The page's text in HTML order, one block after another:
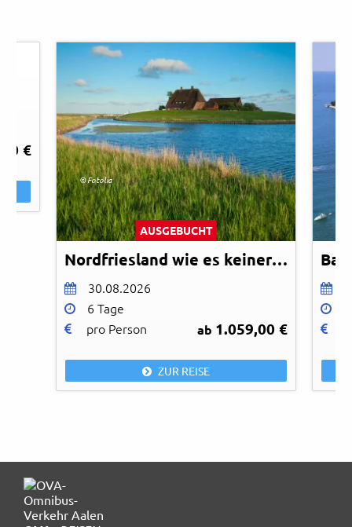
€
© Fotolia
AUSGEBUCHT
Nordfriesland wie es keiner kennt
30.08.2026
6 Tage
pro Person
ab 1.059,00 €
ZUR REISE